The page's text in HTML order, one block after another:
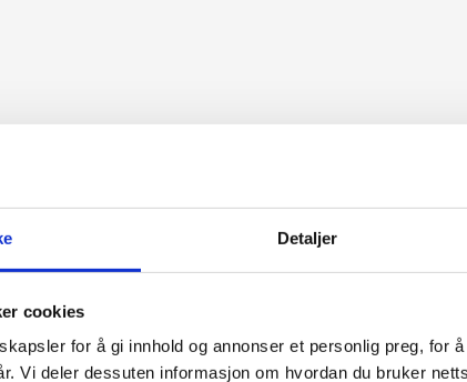
Detaljer
cookies
for å gi innhold og annonser et personlig preg, for
Vi deler dessuten informasjon om hvordan du bruker